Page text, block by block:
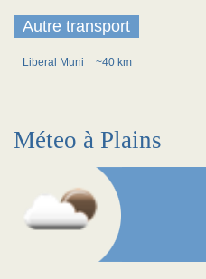
Autre transport
Liberal Muni ~40 km
Méteo à Plains